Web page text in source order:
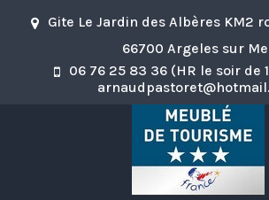
Gite Le Jardin des Albères KM2
66700 Argeles sur
06 76 25 83 36 (HR le soir de